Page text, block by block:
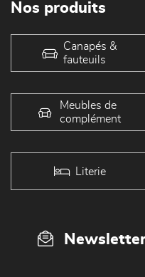
Nos produits
Canapés &
fauteuils
Meubles de
complément
Literie